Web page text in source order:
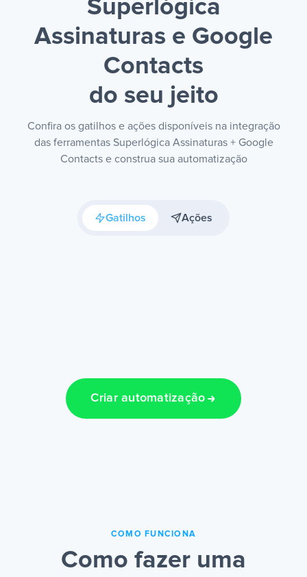
Superlógica
Assinaturas e Google
Contacts
do seu jeito
Confira os gatilhos e ações disponíveis na integração
das ferramentas Superlógica Assinaturas + Google
Contacts e construa sua automatização
Gatilhos Ações
Criar automatização
COMO FUNCIONA
Como fazer uma